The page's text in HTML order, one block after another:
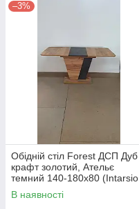
–3%
Обідній стіл Forest ДСП Дуб
крафт золотий, Ательє
темний 140-180х80 (Intarsio
TM)
В наявності